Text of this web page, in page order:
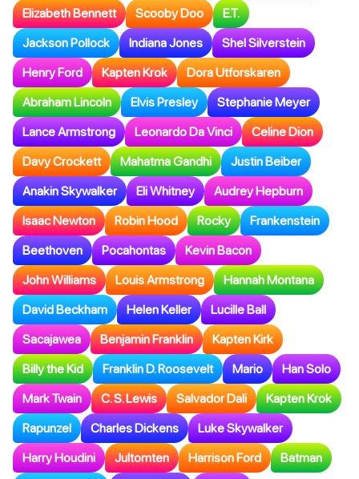
Elizabeth Bennett Scooby Doo E.T.
Jackson Pollock Indiana Jones Shel Silverstein
Henry Ford Kapten Krok Dora Utforskaren
Abraham Lincoln Elvis Presley Stephanie Meyer
Lance Armstrong Leonardo Da Vinci Celine Dion
Davy Crockett Mahatma Gandhi Justin Beiber
Anakin Skywalker Eli Whitney Audrey Hepburn
Isaac Newton Robin Hood Rocky Frankenstein
Beethoven Pocahontas Kevin Bacon
John Williams Louis Armstrong Hannah Montana
David Beckham Helen Keller Lucille Ball
Sacajawea Benjamin Franklin Kapten Kirk
Billy the Kid Franklin D. Roosevelt Mario Han Solo
Mark Twain C. S. Lewis Salvador Dali Kapten Krok
Rapunzel Charles Dickens Luke Skywalker
Harry Houdini Jultomten Harrison Ford Batman